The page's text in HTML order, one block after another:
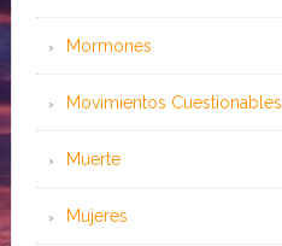
Mormones
Movimientos Cuestionables
Muerte
Mujeres